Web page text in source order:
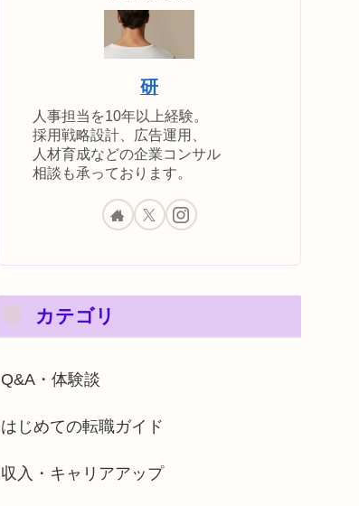
研
人事担当を10年以上経験。
採用戦略設計、広告運用、
人材育成などの企業コンサル
相談も承っております。
カテゴリ
Q&A・体験談
はじめての転職ガイド
収入・キャリアアップ